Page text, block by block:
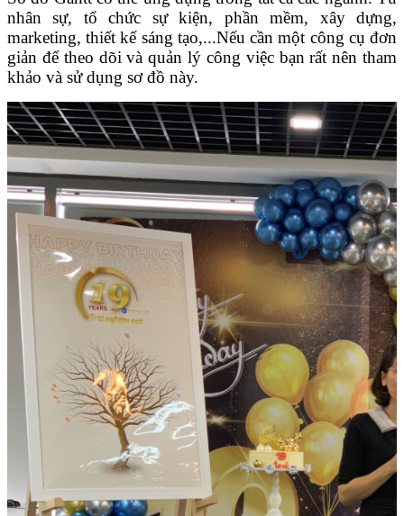
nhân sự, tổ chức sự kiện, phần mềm, xây dựng,
marketing, thiết kế sáng tạo,...Nếu cần một công cụ đơn
giản để theo dõi và quản lý công việc bạn rất nên tham
khảo và sử dụng sơ đồ này.